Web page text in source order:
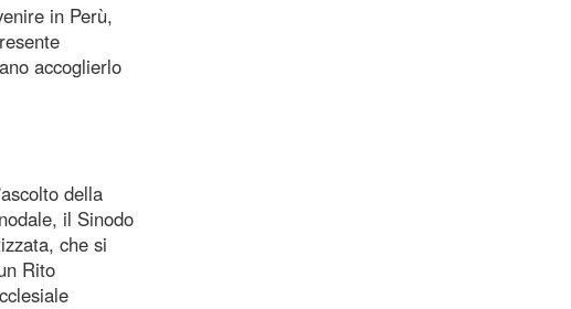
in Perù,
accoglierlo
della
il Sinodo
che si
Rito